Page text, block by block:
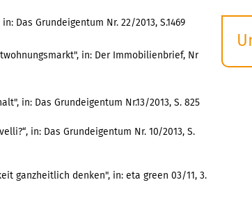
Das Grundeigentum Nr. 22/2013, S.1469
in: Der Immobilienbrief, Nr
in: Das Grundeigentum Nr.13/2013, S. 825
in: Das Grundeigentum Nr. 10/2013, S.
ganzheitlich denken", in: eta green 03/11, 3.